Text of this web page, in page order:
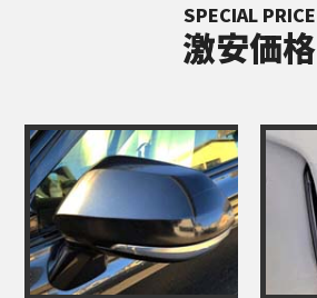
SPECIAL PRICE
激安価格